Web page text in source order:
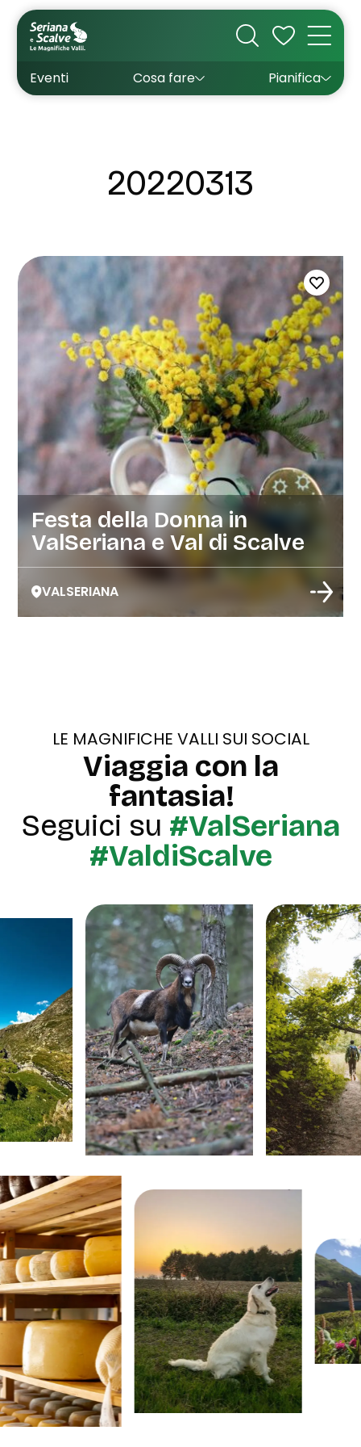
Eventi Cosa fare
Cultura
Outdoor
Pianifica
Dove dormire
Come arrivare
Come muoversi
Wishlist
20220313
Festa della Donna in
ValSeriana e Val di Scalve
VALSERIANA
LE MAGNIFICHE VALLI SUI SOCIAL
Viaggia con la
fantasia!
Seguici su #ValSeriana
#ValdiScalve